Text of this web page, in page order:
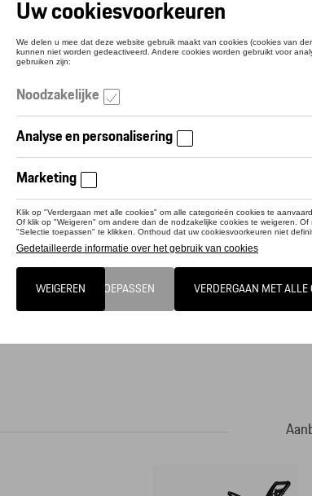
KERSTBAL
Referentie: WAP0500010PWBS
Contacteer uw dealer voor
Design op de boom: elke Porsche
Gemaakt in Duitsland.